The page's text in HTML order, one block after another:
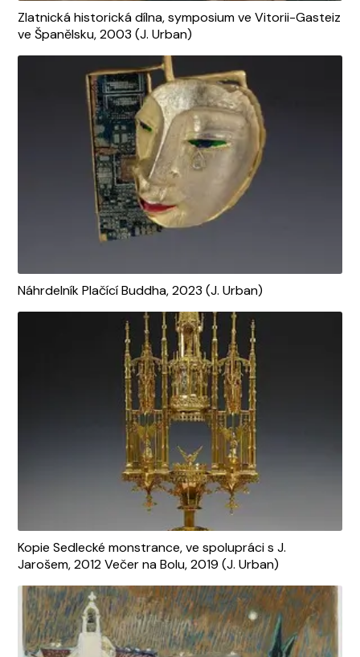
Zlatnická historická dílna, symposium ve Vitorii-Gasteiz
ve Španělsku, 2003 (J. Urban)
Náhrdelník Plačící Buddha, 2023 (J. Urban)
Kopie Sedlecké monstrance, ve spolupráci s J.
Jarošem, 2012 Večer na Bolu, 2019 (J. Urban)